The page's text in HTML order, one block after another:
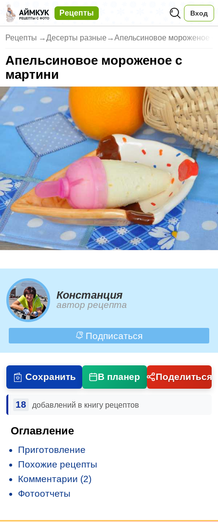
Рецепты Вход
Рецепты →Десерты разные →Апельсиновое мороженое с
Апельсиновое мороженое с
мартини
Констанция
автор рецепта
Подписаться
Сохранить В планер Поделиться
18 добавлений в книгу рецептов
Оглавление
Приготовление
Похожие рецепты
Комментарии (2)
Фотоотчеты